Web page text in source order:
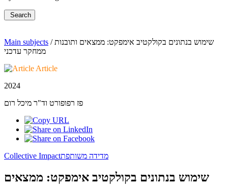
Search
Main subjects /שימוש בנתונים בקולקטיב אימפקט: ממצאים ותובנות
ממחקר עדכני
Article
2024
פז רפופורט וד"ר מיכל רום
Collective Impactמדידה משותפת
שימוש בנתונים בקולקטיב אימפקט: ממצאים